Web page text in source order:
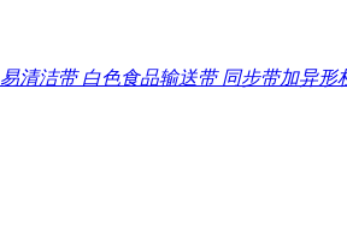
易清洁带 白色食品输送带 同步带加异形